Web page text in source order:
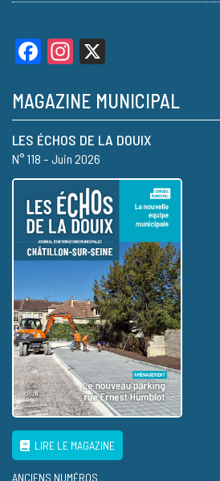
FacebookInstagram
MAGAZINE MUNICIPAL
LES ÉCHOS DE LA DOUIX
N° 118 – Juin 2026
LIRE LE MAGAZINE
ANCIENS NUMÉROS